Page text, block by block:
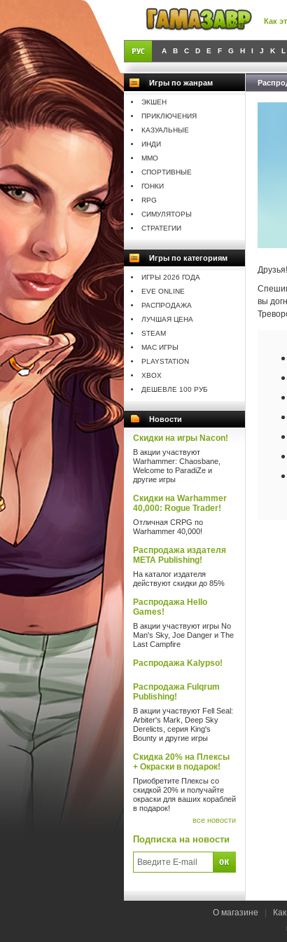
Как
A B C D E F G H I J K L
Игры по жанрам
ЭКШЕН
ПРИКЛЮЧЕНИЯ
КАЗУАЛЬНЫЕ
ИНДИ
MMO
СПОРТИВНЫЕ
ГОНКИ
RPG
СИМУЛЯТОРЫ
СТРАТЕГИИ
Игры по категориям
ИГРЫ 2026 ГОДА
EVE ONLINE
РАСПРОДАЖА
ЛУЧШАЯ ЦЕНА
STEAM
MAC ИГРЫ
PLAYSTATION
XBOX
ДЕШЕВЛЕ 100 РУБ
Новости
Скидки на игры Nacon!
В акции участвуют
Warhammer: Chaosbane,
Welcome to ParadiZe и
другие игры
Скидки на Warhammer
40,000: Rogue Trader!
Отличная CRPG по
Warhammer 40,000!
Распродажа издателя
META Publishing!
На каталог издателя
действуют скидки до 85%
Распродажа Hello
Games!
В акции участвуют игры No
Man's Sky, Joe Danger и The
Last Campfire
Распродажа Kalypso!
Распродажа Fulqrum
Publishing!
В акции участвуют Fell Seal:
Arbiter's Mark, Deep Sky
Derelicts, серия King's
Bounty и другие игры
Скидка 20% на Плексы
+ Окраски в подарок!
Приобретите Плексы со
скидкой 20% и получайте
окраски для ваших кораблей
в подарок!
все новости
Подписка на новости
Друзья!
вы
О магазине